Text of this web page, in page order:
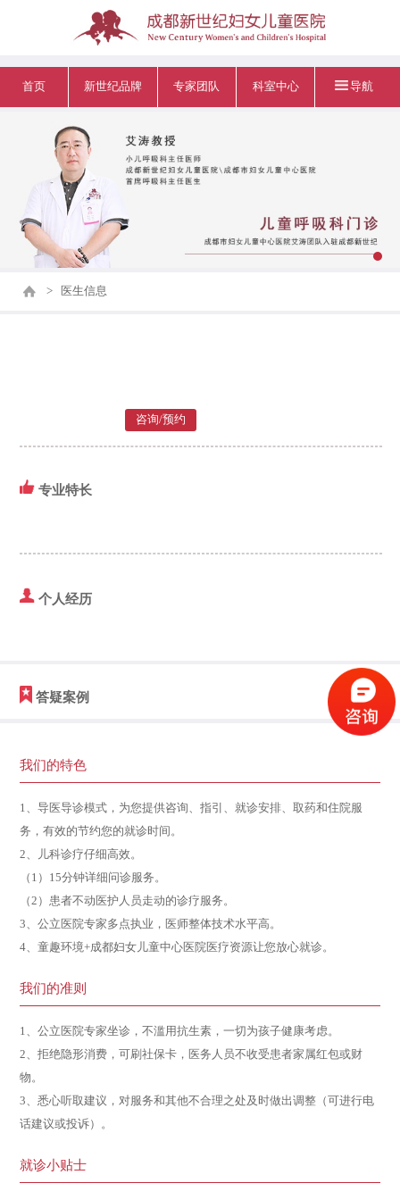
首页 新世纪品牌 专家团队 科室中心 导航
> 医生信息
咨询/预约
专业特长
个人经历
答疑案例
我们的特色
1、导医导诊模式，为您提供咨询、指引、就诊安排、取药和住院服
务，有效的节约您的就诊时间。
2、儿科诊疗仔细高效。
（1）15分钟详细问诊服务。
（2）患者不动医护人员走动的诊疗服务。
3、公立医院专家多点执业，医师整体技术水平高。
4、童趣环境+成都妇女儿童中心医院医疗资源让您放心就诊。
我们的准则
1、公立医院专家坐诊，不滥用抗生素，一切为孩子健康考虑。
2、拒绝隐形消费，可刷社保卡，医务人员不收受患者家属红包或财
物。
3、悉心听取建议，对服务和其他不合理之处及时做出调整（可进行电
话建议或投诉）。
就诊小贴士